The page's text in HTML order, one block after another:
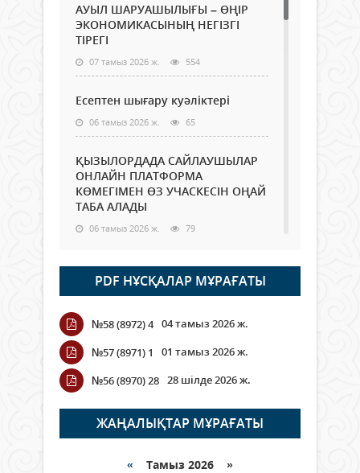
АУЫЛ ШАРУАШЫЛЫҒЫ – ӨҢІР
ЭКОНОМИКАСЫНЫҢ НЕГІЗГІ
ТІРЕГІ
07 тамыз 2026 ж. 554
Есептен шығару куәліктері
06 тамыз 2026 ж. 65
ҚЫЗЫЛОРДАДА САЙЛАУШЫЛАР
ОНЛАЙН ПЛАТФОРМА
КӨМЕГІМЕН ӨЗ УЧАСКЕСІН ОҢАЙ
ТАБА АЛАДЫ
06 тамыз 2026 ж. 79
Open Air: Қызылорда облысы
полиция департаменті 20
мыңнан астам көрерменнің
қауіпсіздігін қамтамасыз етті
06 тамыз 2026 ж.
Wi-Fi ҚАБЫРҒА АРҚЫЛЫ ҚАЛАЙ
ӨТЕДІ?
06 тамыз 2026 ж. 256
граждане Казахстана,
PDF НҰСҚАЛАР МҰРАҒАТЫ
№58 (8972) 4 04 тамыз 2026 ж.
№57 (8971) 1
01 тамыз 2026 ж.
№56 (8970) 28 28 шілде 2026 ж.
ЖАҢАЛЫҚТАР МҰРАҒАТЫ
« Тамыз 2026 »